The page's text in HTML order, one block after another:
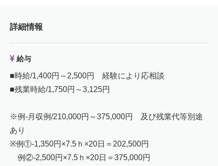
詳細情報
給与
■時給/1,400円～2,500円 経験により応相談
■残業時給/1,750円～3,125円
※例-月収例/210,000円～375,000円 及び残業代等別途
あり
※例①-1,350円×7.5ｈ×20日＝202,500円
例②-2,500円×7.5ｈ×20日＝375,000円